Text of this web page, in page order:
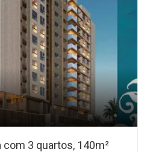
3 quartos, 140m²